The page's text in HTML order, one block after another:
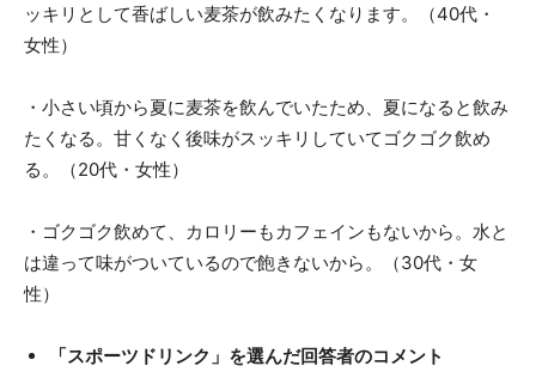
ッキリとして香ばしい麦茶が飲みたくなります。（40代・
女性）
・小さい頃から夏に麦茶を飲んでいたため、夏になると飲み
たくなる。甘くなく後味がスッキリしていてゴクゴク飲め
る。（20代・女性）
・ゴクゴク飲めて、カロリーもカフェインもないから。水と
は違って味がついているので飽きないから。（30代・女
性）
「スポーツドリンク」を選んだ回答者のコメント